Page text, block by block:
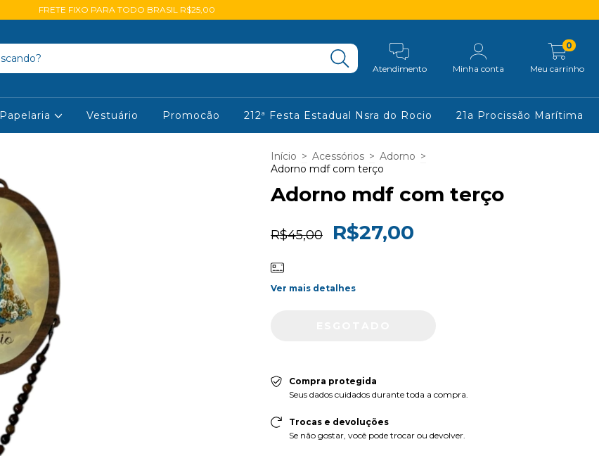
FRETE FIXO PARA TODO BRASIL R$25,00
Atendimento Minha conta Meu carrinho
0
Papelaria Vestuário Promocão 212ª Festa Estadual Nsra do Rocio 21a Procissão Marítima
Início > Acessórios > Adorno >
Adorno mdf com terço
Adorno mdf com terço
R$45,00 R$27,00
Ver mais detalhes
Compra protegida
Seus dados cuidados durante toda a compra.
Trocas e devoluções
Se não gostar, você pode trocar ou devolver.